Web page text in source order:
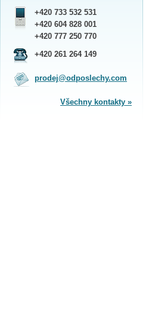
Dále zasíláme zboží Obchodním
balíkem České pošty nebo přepravní
službou PPL.
SHOWROOM PRAHA
Náš sortiment si můžete
prohlédnout, vyzkoušet a zakoupit
Jsme zkušení odborníci a rádi vám s
+420 733 532 531
+420 604 828 001
+420 777 250 770
+420 261 264 149
prodej@odposlechy.com
Všechny kontakty »